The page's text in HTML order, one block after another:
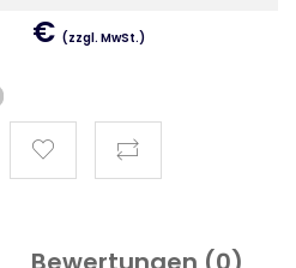
€ (zzgl. MwSt.)